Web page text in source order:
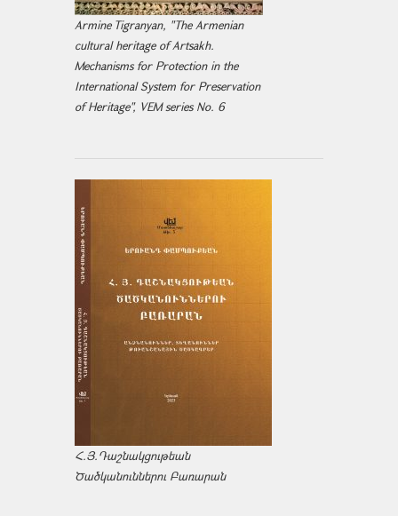
Armine Tigranyan, "The Armenian
cultural heritage of Artsakh.
Mechanisms for Protection in the
International System for Preservation
of Heritage", VEM series No. 6
Հ.Յ.Դաշնակցութեան
Ծածկանուններու Բառարան